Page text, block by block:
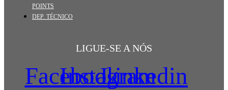
POINTS
DEP. TÉCNICO
LIGUE-SE A NÓS
Facebook
Instagram
Linkedin